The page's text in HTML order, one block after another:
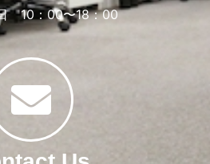
10：00〜18：00